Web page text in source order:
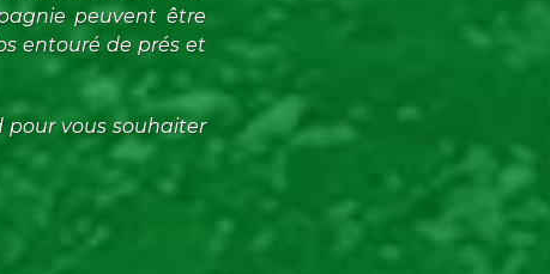
peuvent être
entouré de prés et
vous souhaiter